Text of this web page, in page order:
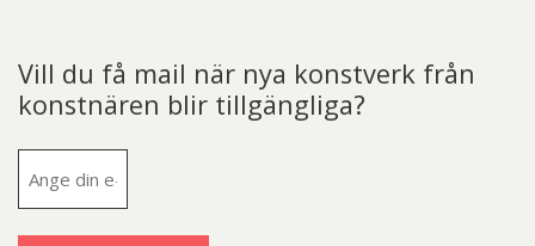
Vill du få mail när nya konstverk från
konstnären blir tillgängliga?